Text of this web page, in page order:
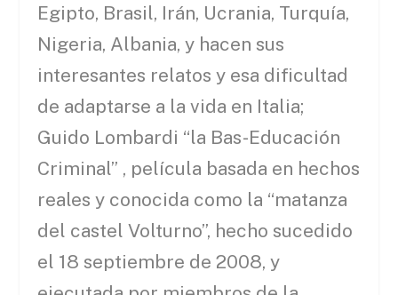
Egipto, Brasil, Irán, Ucrania, Turquía,
Nigeria, Albania, y hacen sus
interesantes relatos y esa dificultad
de adaptarse a la vida en Italia;
Guido Lombardi “la Bas-Educación
Criminal” , película basada en hechos
reales y conocida como la “matanza
del castel Volturno”, hecho sucedido
el 18 septiembre de 2008, y